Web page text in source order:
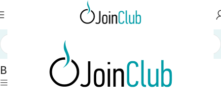
Fills Long Fills 60ml Bombo X Kings Crest
Bombo X Kings Crest